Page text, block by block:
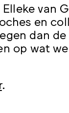
van
en
dan
op wat
.